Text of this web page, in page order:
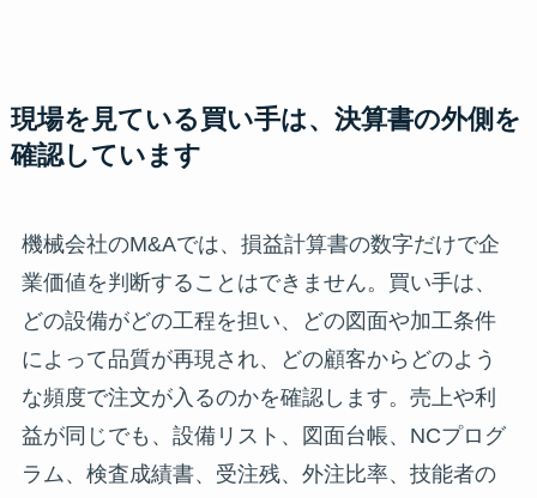
現場を見ている買い手は、決算書の外側を
確認しています
機械会社のM&Aでは、損益計算書の数字だけで企
業価値を判断することはできません。買い手は、
どの設備がどの工程を担い、どの図面や加工条件
によって品質が再現され、どの顧客からどのよう
な頻度で注文が入るのかを確認します。売上や利
益が同じでも、設備リスト、図面台帳、NCプログ
ラム、検査成績書、受注残、外注比率、技能者の